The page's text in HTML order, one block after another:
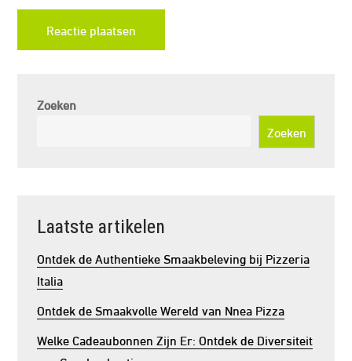
Zoeken
Zoeken
Laatste artikelen
Ontdek de Authentieke Smaakbeleving bij Pizzeria
Italia
Ontdek de Smaakvolle Wereld van Nnea Pizza
Welke Cadeaubonnen Zijn Er: Ontdek de Diversiteit